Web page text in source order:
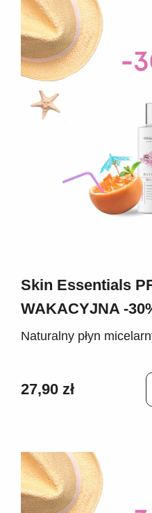
Skin Essentials
WAKACYJNA -
Naturalny płyn
27,90 zł